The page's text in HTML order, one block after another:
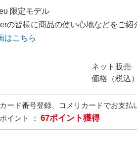
限定モデル
の皆様に商品の使い心地などをご紹
はこちら
ネット販売
価格（税込）
ード番号登録、コメリカードでお支払
イント ： 67ポイント獲得